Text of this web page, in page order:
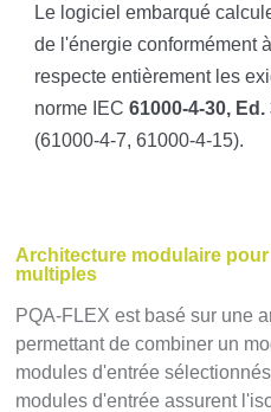
Le logiciel embarqué
de l'énergie conformément
respecte entièrement les
norme IEC61000-4-30, Ed.
(61000-4-7, 61000-4-15).
Architecture modulaire
multiples
PQA-FLEX est basé sur une
permettant de combiner un
modules d'entrée
modules d'entrée assurent